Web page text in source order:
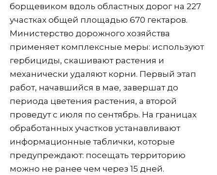
борщевиком вдоль областных дорог на 227
участках общей площадью 670 гектаров.
Министерство дорожного хозяйства
применяет комплексные меры: используют
гербициды, скашивают растения и
механически удаляют корни. Первый этап
работ, начавшийся в мае, завершат до
периода цветения растения, а второй
проведут с июля по сентябрь. На границах
обработанных участков устанавливают
информационные таблички, которые
предупреждают: посещать территорию
можно не ранее чем через 15 дней.